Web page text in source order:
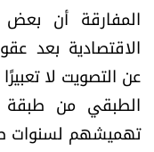
المفارقة أن بعض
الاقتصادية بعد
عن التصويت لا
الطبقي من طبقة
تهميشهم لسنوات